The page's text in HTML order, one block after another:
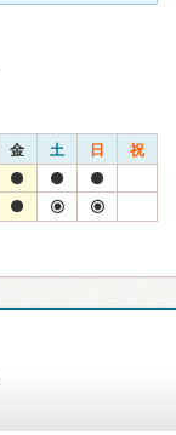
金 土 日 祝